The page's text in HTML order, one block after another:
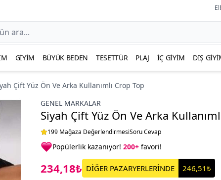
GIYIM BÜYÜK BEDEN TESETTÜR PLAJ İÇ GIYIM DIŞ
Çift Yüz Ön Ve Arka Kullanımlı Crop Top
GENEL MARKALAR
Siyah Çift Yüz Ön Ve Arka
199 Mağaza DeğerlendirmesiSoru Cevap
Popülerlik kazanıyor! 200+ favori!
234,18₺ DİĞER PAZARYERLERİNDE 246,51₺